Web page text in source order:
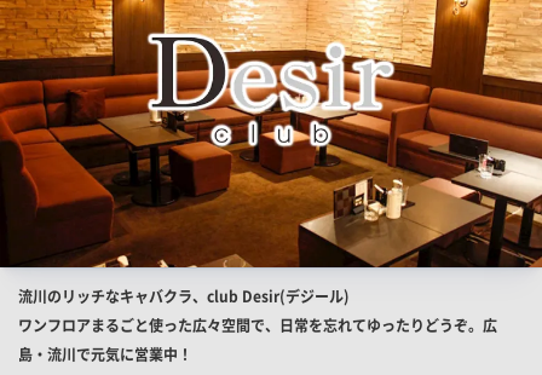
店
舗
PR
流川のリッチなキャバクラ、club Desir(デジール)
ワンフロアまるごと使った広々空間で、日常を忘れてゆったりどうぞ。広
島・流川で元気に営業中！